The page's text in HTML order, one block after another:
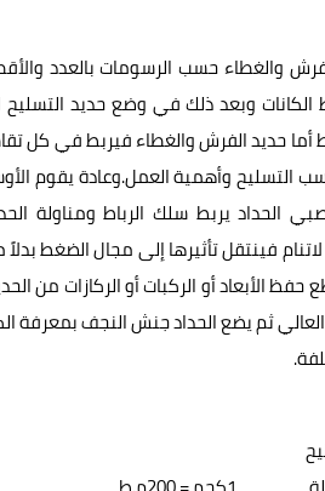
والغطاء حسب الرسومات بالعدد
وبعد ذلك في وضع حديد التسليح
أما حديد الفرش والغطاء فيربط في كل
التسليح وأهمية العمل.وعادة يقوم
الحداد يربط سلك الرباط ومناولة
فينتقل تأثيرها إلى مجال الضغط
الأبعاد أو الركبات أو الركازات
ثم يضع الحداد جنش النجف بمعرفة